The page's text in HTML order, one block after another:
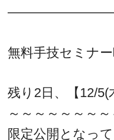
無料手技セミナー
残り2日、【12/5(
～～～～～～～
限定公開となって